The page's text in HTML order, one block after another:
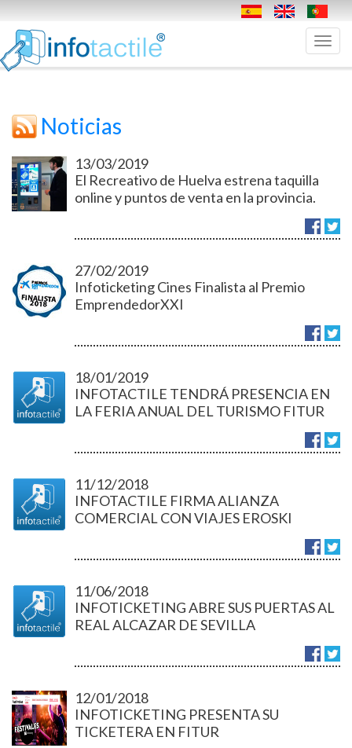
Noticias
13/03/2019
El Recreativo de Huelva estrena taquilla
online y puntos de venta en la provincia.
27/02/2019
Infoticketing Cines Finalista al Premio
EmprendedorXXI
18/01/2019
INFOTACTILE TENDRÁ PRESENCIA EN
LA FERIA ANUAL DEL TURISMO FITUR
11/12/2018
INFOTACTILE FIRMA ALIANZA
COMERCIAL CON VIAJES EROSKI
11/06/2018
INFOTICKETING ABRE SUS PUERTAS AL
REAL ALCAZAR DE SEVILLA
12/01/2018
INFOTICKETING PRESENTA SU
TICKETERA EN FITUR